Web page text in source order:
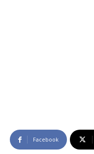
Facebook